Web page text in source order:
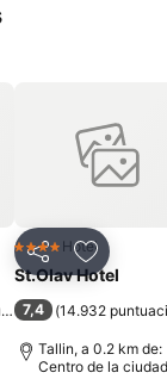
)
CompartirAgregar
4 EstrellasHotel
St.Olav Hotel
7,4 (14.932
Tallin, a 0.2 km de:
Centro de la ciudad